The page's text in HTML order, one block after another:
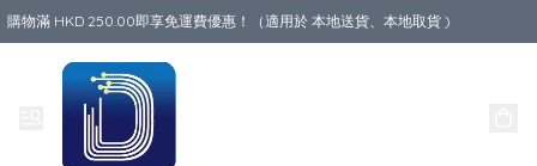
購物滿 HKD 250.00即享免運費優惠！（適用於 本地送貨、本地取貨 )